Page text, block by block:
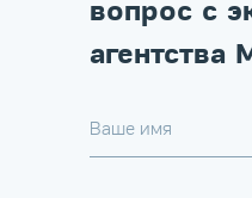
вопрос с
агентства
Ваше имя